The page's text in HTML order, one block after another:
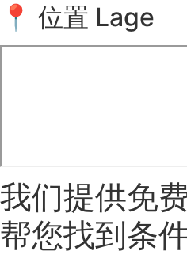
📍 位置 Lage
我们提供免
帮您找到条